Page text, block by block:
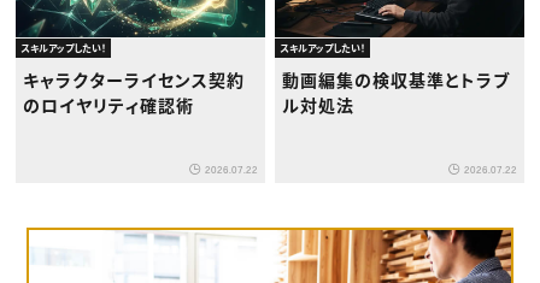
スキルアップしたい！
キャラクターライセンス契約
のロイヤリティ確認術
2026.07.22
スキルアップしたい！
動画編集の検収基準とトラブ
ル対処法
2026.07.22